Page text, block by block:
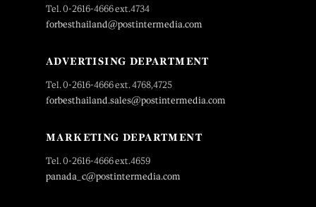
Tel. 0-2616-4666 ext.4734
forbesthailand@postintermedia.com
ADVERTISING DEPARTMENT
Tel. 0-2616-4666 ext. 4768,4725
forbesthailand.sales@postintermedia.com
MARKETING DEPARTMENT
Tel. 0-2616-4666 ext.4659
panada_c@postintermedia.com